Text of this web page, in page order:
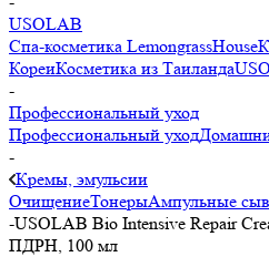
USOLAB
Спа-косметика LemongrassHouse
КореиКосметика из Таиланда
-
Профессиональный уход
Профессиональный уход
-
Кремы, эмульсии
ОчищениеТонерыАмпульные
-USOLAB Bio Intensive Repair
ПДРН, 100 мл